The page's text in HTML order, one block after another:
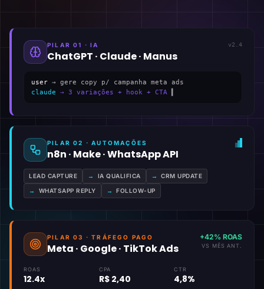
PILAR 01 · IA
ChatGPT · Claude · Manus
v2.4
user → gere copy p/ campanha meta ads
claude → 3 variações + hook + CTA
PILAR 02 · AUTOMAÇÕES
n8n · Make · WhatsApp API
LEAD CAPTURE → IA QUALIFICA → CRM UPDATE
→ WHATSAPP REPLY → FOLLOW-UP
PILAR 03 · TRÁFEGO PAGO
Meta · Google · TikTok Ads
+42% ROAS
VS MÊS ANT.
ROAS
12.4x
CPA
R$ 2,40
CTR
4,8%